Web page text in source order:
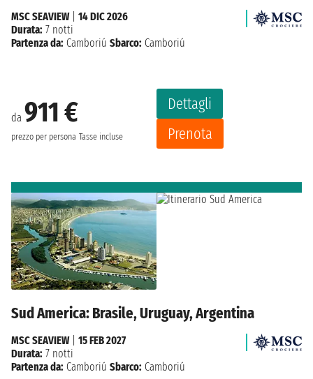
da 911 €
prezzo per persona Tasse incluse
Dettagli
Prenota
MSC SEAVIEW| 14 DIC 2026
Durata: 7 notti
Partenza da: Camboriú Sbarco: Camboriú
Sud America: Brasile, Uruguay, Argentina
MSC SEAVIEW| 15 FEB 2027
Durata: 7 notti
Partenza da: Camboriú Sbarco: Camboriú